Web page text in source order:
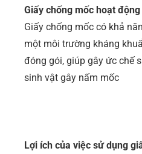
Giấy chống mốc hoạt
Giấy chống mốc có khả
một môi trường kháng
đóng gói, giúp gây ức chế
sinh vật gây nấm mốc
Lợi ích của việc sử dụng